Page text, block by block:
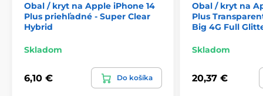
Obal / kryt na Apple iPhone 14
Plus priehľadné - Super Clear
Hybrid
Skladom
6,10 € Do košíka
Obal / kryt na
Plus
Big 4G Full
Skladom
20,37 €